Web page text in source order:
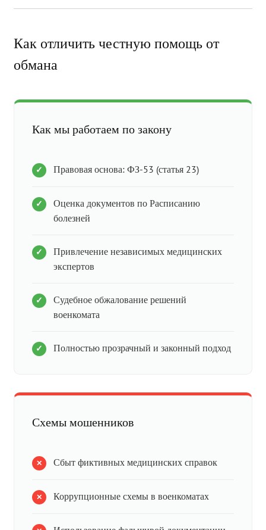
Как отличить честную помощь от
обмана
Как мы работаем по закону
Правовая основа: ФЗ-53 (статья 23)
Оценка документов по Расписанию
болезней
Привлечение независимых медицинских
экспертов
Судебное обжалование решений
военкомата
Полностью прозрачный и законный подход
Схемы мошенников
Сбыт фиктивных медицинских справок
Коррупционные схемы в военкоматах